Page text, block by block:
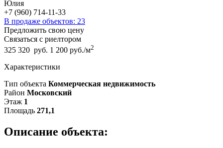
Юлия
+7 (960) 714-11-33
В продаже объектов: 23
Предложить свою цену
Связаться с риелтором
325 320 руб. 1 200 руб./м2
Характеристики
Тип объекта Коммерческая недвижимость
Район Московский
Этаж 1
Площадь 271,1
Описание объекта: